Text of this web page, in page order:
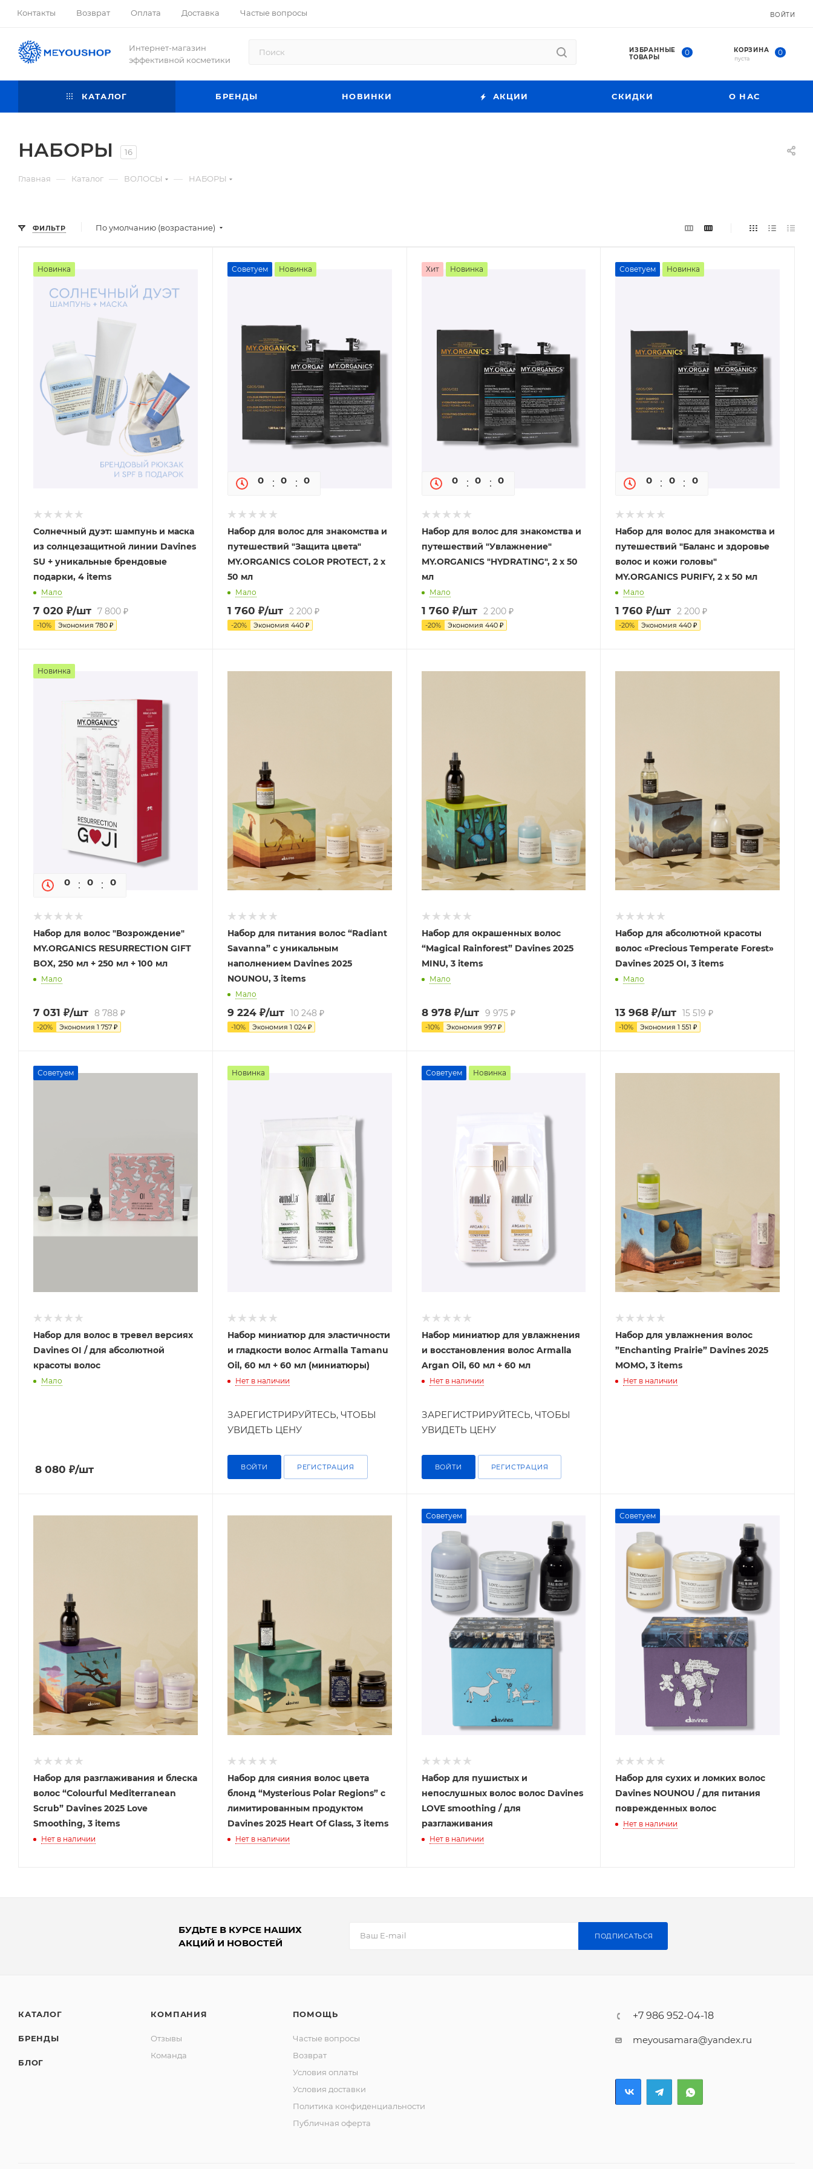
Контакты Возврат Оплата Доставка Частые вопросы ВОЙТИ
Интернет-магазин
эффективной косметики
ИЗБРАННЫЕ
ТОВАРЫ
0 КОРЗИНА 0
пуста
КАТАЛОГ БРЕНДЫ НОВИНКИ АКЦИИ СКИДКИ О НАС
НАБОРЫ 16
Главная — Каталог — ВОЛОСЫ — НАБОРЫ
ФИЛЬТР По умолчанию (возрастание)
Новинка
Солнечный дуэт: шампунь и маска
из солнцезащитной линии Davines
SU + уникальные брендовые
подарки, 4 items
Мало
7 020 ₽/шт 7 800 ₽
-10% Экономия 780 ₽
Советуем Новинка
0 0 0
Набор для волос для знакомства и
путешествий "Защита цвета"
MY.ORGANICS COLOR PROTECT, 2 х
50 мл
Мало
1 760 ₽/шт 2 200₽
-20% Экономия 440₽
Хит Новинка
0 0 0
Набор для волос для знакомства и
путешествий "Увлажнение"
MY.ORGANICS "HYDRATING", 2 х 50
мл
Мало
1 760 ₽/шт 2 200₽
-20% Экономия 440₽
Советуем Новинка
0 0 0
Набор для волос для знакомства и
путешествий "Баланс и здоровье
волос и кожи головы"
MY.ORGANICS PURIFY, 2 х 50 мл
Мало
1 760 ₽/шт 2 200 ₽
-20% Экономия440 ₽
Новинка
0 0 0
Набор для волос "Возрождение"
MY.ORGANICS RESURRECTION GIFT
BOX, 250 мл + 250 мл + 100 мл
Мало
7 031 ₽/шт 8 788 ₽
-20% Экономия 1 757 ₽
Набор для питания волос “Radiant
Savanna” с уникальным
наполнением Davines 2025
NOUNOU, 3 items
Мало
9 224₽/шт 10 248 ₽
-10% Экономия 1 024₽
Набор для окрашенных волос
“Magical Rainforest” Davines 2025
MINU, 3 items
Мало
8 978₽/шт 9 975₽
-10% Экономия 997₽
Набор для абсолютной красоты
волос «Precious Temperate Forest»
Davines 2025 OI, 3 items
Мало
13 968 ₽/шт 15 519 ₽
-10% Экономия1 551 ₽
Советуем
Набор для волос в тревел версиях
Davines OI / для абсолютной
красоты волос
Мало
8 080 ₽/шт
Новинка
Набор миниатюр для эластичности
и гладкости волос Armalla Tamanu
Oil, 60 мл + 60 мл (миниатюры)
Нет в наличии
ЗАРЕГИСТРИРУЙТЕСЬ, ЧТОБЫ
УВИДЕТЬ ЦЕНУ
ВОЙТИ РЕГИСТРАЦИЯ
Советуем Новинка
Набор миниатюр для увлажнения
и восстановления волос Armalla
Argan Oil, 60 мл + 60 мл
Нет в наличии
ЗАРЕГИСТРИРУЙТЕСЬ, ЧТОБЫ
УВИДЕТЬ ЦЕНУ
ВОЙТИ РЕГИСТРАЦИЯ
Набор для увлажнения волос
”Enchanting Prairie” Davines 2025
MOMO, 3 items
Нет в наличии
Набор для разглаживания и блеска
волос “Colourful Mediterranean
Scrub” Davines 2025 Love
Smoothing, 3 items
Нет в наличии
Набор для сияния волос цвета
блонд “Mysterious Polar Regions” с
лимитированным продуктом
Davines 2025 Heart Of Glass, 3 items
Нет в наличии
Советуем
Набор для пушистых и
непослушных волос волос Davines
LOVE smoothing / для
разглаживания
Нет в наличии
Советуем
Набор для сухих и ломких волос
Davines NOUNOU / для питания
поврежденных волос
Нет в наличии
БУДЬТЕ В КУРСЕ НАШИХ
АКЦИЙ И НОВОСТЕЙ
ПОДПИСАТЬСЯ
КАТАЛОГ
БРЕНДЫ
БЛОГ
КОМПАНИЯ
Отзывы
Команда
ПОМОЩЬ
Частые вопросы
Возврат
Условия оплаты
Условия доставки
Политика конфиденциальности
Публичная оферта
+7 986 952-04-18
meyousamara@yandex.ru